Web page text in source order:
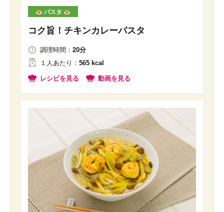
パスタ
コク旨！チキンカレーパスタ
調理時間： 20分
１人あたり ： 565 kcal
レシピを見る 動画を見る